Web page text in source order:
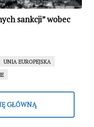
sankcji” wobec
UNIA EUROPEJSKA
GŁÓWNĄ